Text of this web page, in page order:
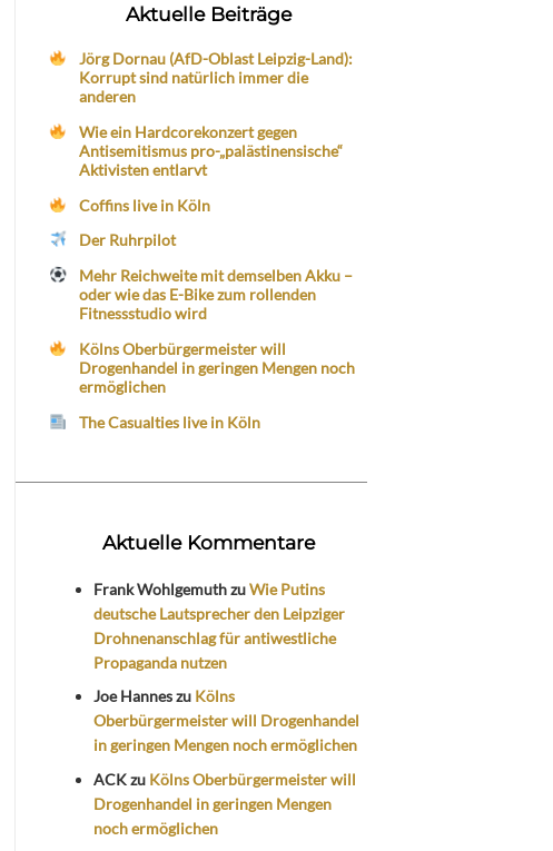
Aktuelle Beiträge
Jörg Dornau (AfD-Oblast Leipzig-Land):
Korrupt sind natürlich immer die
anderen
Wie ein Hardcorekonzert gegen
Antisemitismus pro-„palästinensische“
Aktivisten entlarvt
Coffins live in Köln
Der Ruhrpilot
Mehr Reichweite mit demselben Akku –
oder wie das E-Bike zum rollenden
Fitnessstudio wird
Kölns Oberbürgermeister will
Drogenhandel in geringen Mengen noch
ermöglichen
The Casualties live in Köln
Aktuelle Kommentare
Frank WohlgemuthzuWie Putins
deutsche Lautsprecher den Leipziger
Drohnenanschlag für antiwestliche
Propaganda nutzen
Joe Hanneszu Kölns
Oberbürgermeister will Drogenhandel
in geringen Mengen noch ermöglichen
ACKzu Kölns Oberbürgermeister will
Drogenhandel in geringen Mengen
noch ermöglichen